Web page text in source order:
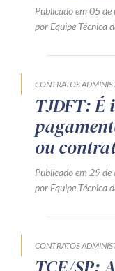
Publicado em 05
por Equipe Técnica
CONTRATOS
TJDFT: É
ou
Publicado em 29
por Equipe Técnica
CONTRATOS